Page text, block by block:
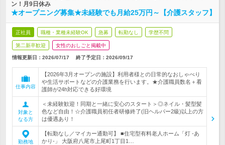
ン！月9日休み
★オープニング募集★未経験でも月給25万円～【介護スタッフ】
正社員 職種・業種未経験OK 急募 転勤なし 学歴不問
第二新卒歓迎 女性のおしごと掲載中
情報更新日：2026/07/17 終了予定日： 2026/09/17
仕事内容
【2026年3月オープンの施設】利用者様との日常的なおしゃべり
や生活サポートなどの介護業務を行います。★介護職員数名＋看
護師が24h対応できる好環境
対象と
なる方
＜未経験歓迎！同期と一緒に安心のスタート＞◎ネイル・髪型髪
色など自由！☆介護職員初任者研修終了(旧ヘルパー2級)以上の方
は優遇あり！
勤務地
【転勤なし／マイカー通勤可】 ■住宅型有料老人ホーム「灯 -あ
かり-」 大阪府八尾市上尾町1丁目1…